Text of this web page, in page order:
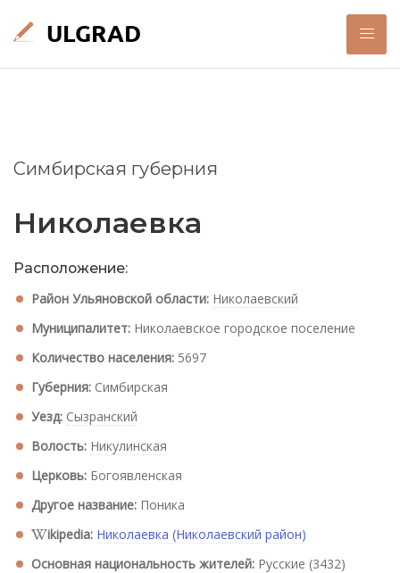
Симбирская губерния
Николаевка
Расположение:
Район Ульяновской области: Николаевский
Муниципалитет: Николаевское городское поселение
Количество населения: 5697
Губерния: Симбирская
Уезд: Сызранский
Волость: Никулинская
Церковь: Богоявленская
Другое название: Поника
ikipedia: Николаевка (Николаевский район)
Основная национальность жителей: Русские (3432)